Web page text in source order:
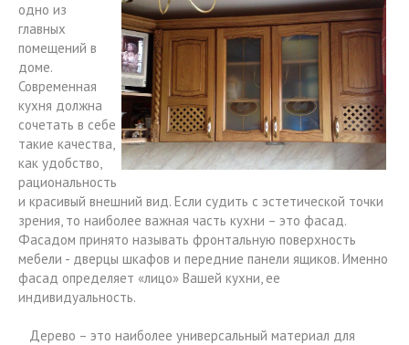
одно из
главных
помещений в
доме.
Современная
кухня должна
сочетать в себе
такие качества,
как удобство,
рациональность
и красивый внешний вид. Если судить с эстетической точки
зрения, то наиболее важная часть кухни – это фасад.
Фасадом принято называть фронтальную поверхность
мебели - дверцы шкафов и передние панели ящиков. Именно
фасад определяет «лицо» Вашей кухни, ее
индивидуальность.
Дерево – это наиболее универсальный материал для